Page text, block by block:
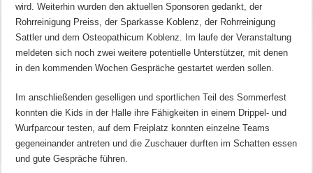
wird. Weiterhin wurden den aktuellen Sponsoren gedankt, der
Rohrreinigung Preiss, der Sparkasse Koblenz, der Rohrreinigung
Sattler und dem Osteopathicum Koblenz. Im laufe der Veranstaltung
meldeten sich noch zwei weitere potentielle Unterstützer, mit denen
in den kommenden Wochen Gespräche gestartet werden sollen.
Im anschließenden geselligen und sportlichen Teil des Sommerfest
konnten die Kids in der Halle ihre Fähigkeiten in einem Drippel- und
Wurfparcour testen, auf dem Freiplatz konnten einzelne Teams
gegeneinander antreten und die Zuschauer durften im Schatten essen
und gute Gespräche führen.